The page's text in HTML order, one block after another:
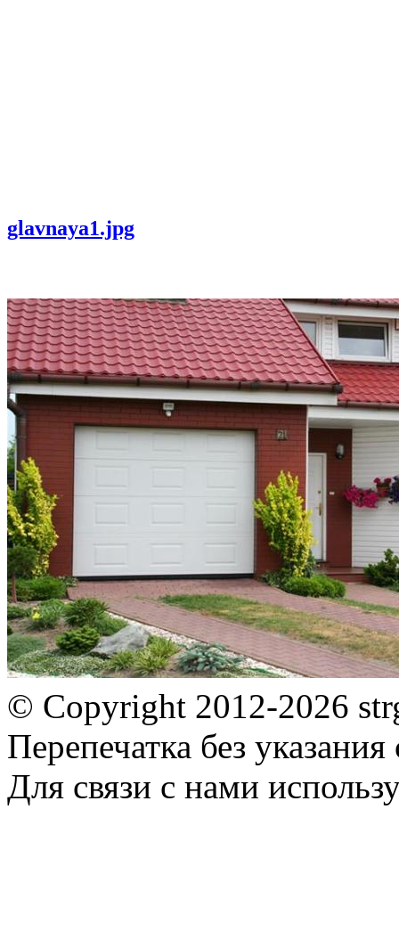
glavnaya1.jpg
© Copyright 2012-2026
Перепечатка без
Для связи с нами